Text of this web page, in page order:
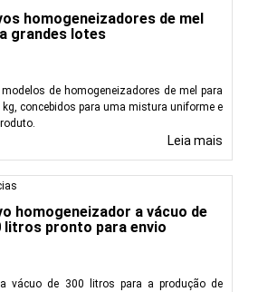
homogeneizadores de mel
grandes lotes
de homogeneizadores de mel para
kg, concebidos para uma mistura uniforme e
Leia mais
homogeneizador a vácuo de
litros pronto para envio
vácuo de 300 litros para a produção de